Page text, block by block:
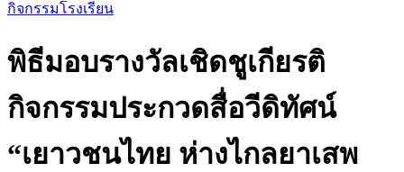
กิจกรรมโรงเรียน
พิธีมอบรางวัลเชิดชูเกียรติ
กิจกรรมประกวดสื่อวีดิทัศน์
“เยาวชนไทย ห่างไกลยาเสพ